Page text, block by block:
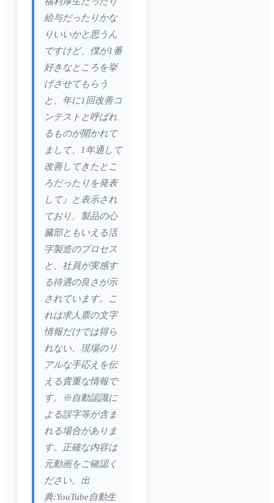
給与だったりかな
りいいかと思うん
ですけど、僕が1番
好きなところを挙
げさせてもらう
と、年に1回改善コ
ンテストと呼ばれ
るものが開かれて
まして、1年通して
改善してきたとこ
ろだったりを発表
して』と表示され
ており、製品の心
臓部ともいえる活
字製造のプロセス
と、社員が実感す
る待遇の良さが示
されています。こ
れは求人票の文字
情報だけでは得ら
れない、現場のリ
アルな手応えを伝
える貴重な情報で
す。※自動認識に
よる誤字等が含ま
れる場合がありま
す。正確な内容は
元動画をご確認く
ださい。出
典:YouTube自動生